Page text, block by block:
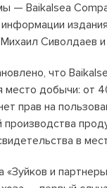
— Baikalsea
информации
Сиволдаев
что
добычи: от
прав на
в
и